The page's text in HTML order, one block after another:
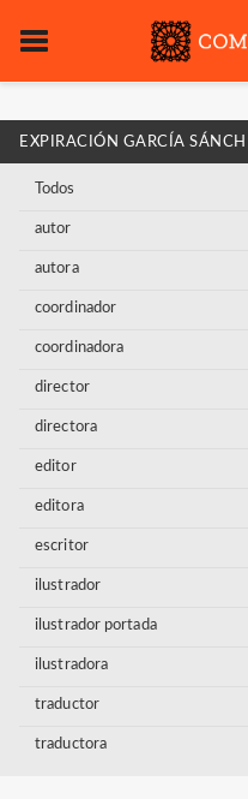
EXPIRACIÓN GARCÍA
Todos
autor
autora
coordinador
coordinadora
director
directora
editor
editora
escritor
ilustrador
ilustrador portada
ilustradora
traductor
traductora